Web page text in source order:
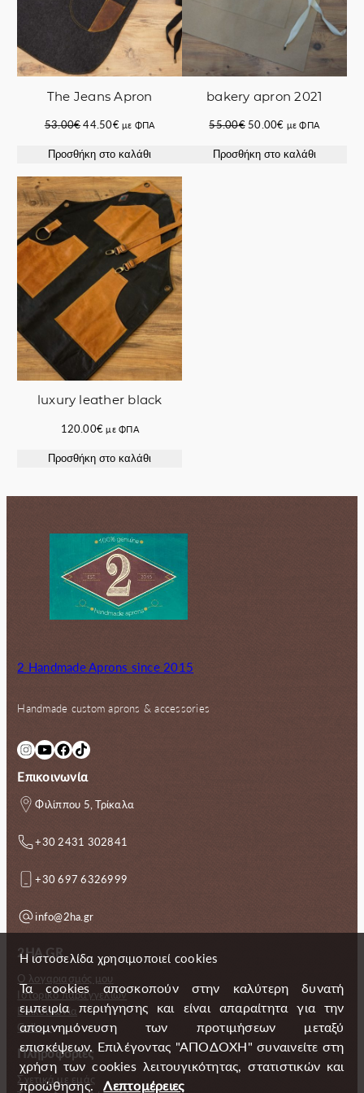
The Jeans Apron
53.00€Original
was:
44.50€Η
τιμή
44.50€.
με ΦΠΑ
Προσθήκη στο καλάθι
bakery apron 2021
55.00€ Original
was:
50.00€ Η
τιμή
με ΦΠΑ
Προσθήκη στο καλάθι
luxury leather black
120.00€ με ΦΠΑ
Προσθήκη στο καλάθι
2 Handmade Aprons since 2015
Handmade custom aprons & accessories
InstagramYouTube Facebook TikTok
Επικοινωνία
Φιλίππου 5, Τρίκαλα
+30 2431 302841
+30 697 6326999
info@2ha.gr
2HA.GR
Ο λογαριασμός μου
Ιστορικό παραγγελιών
Επικοινωνία
Gallery
Πληροφορίες
Σχετικά με εμάς
Η ιστοσελίδα χρησιμοποιεί cookies
Τα cookies αποσκοπούν στην καλύτερη δυνατή
εμπειρία περιήγησης και είναι απαραίτητα για την
απομνημόνευση των προτιμήσεων μεταξύ
επισκέψεων. Επιλέγοντας "ΑΠΟΔΟΧΗ" συναινείτε στη
χρήση των cookies λειτουγικότητας, στατιστικών και
προώθησης.
Λεπτομέρειες